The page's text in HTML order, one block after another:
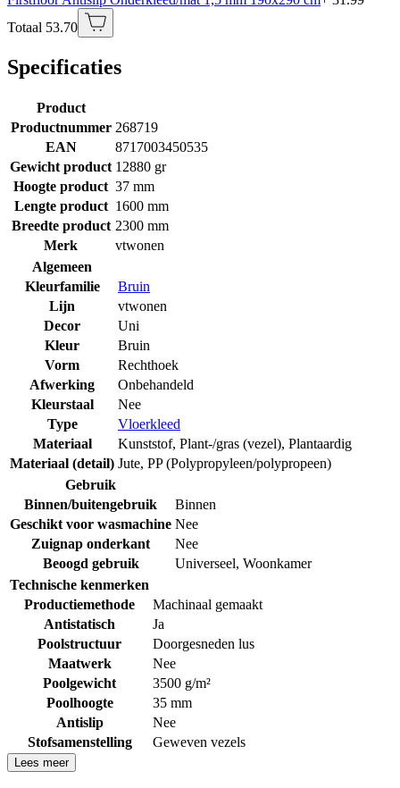
Totaal 53.70
Specificaties
Product
Productnummer 268719
EAN
8717003450535
Gewicht product 12880 gr
Hoogte product 37 mm
Lengte product 1600 mm
Breedte product 2300 mm
Merk
vtwonen
Algemeen
Kleurfamilie
Bruin
Lijn
vtwonen
Decor
Uni
Kleur
Bruin
Vorm
Rechthoek
Afwerking
Onbehandeld
Kleurstaal
Nee
Type
Vloerkleed
Materiaal
Kunststof, Plant-/gras (vezel), Plantaardig
Materiaal (detail) Jute, PP (Polypropyleen/polypropeen)
Gebruik
Binnen/buitengebruik
Binnen
Geschikt voor wasmachine Nee
Zuignap onderkant
Nee
Beoogd gebruik
Universeel, Woonkamer
Technische kenmerken
Productiemethode
Machinaal gemaakt
Antistatisch
Ja
Poolstructuur
Doorgesneden lus
Maatwerk
Nee
Poolgewicht
3500 g/m²
Poolhoogte
35 mm
Antislip
Nee
Stofsamenstelling
Geweven vezels
Lees meer